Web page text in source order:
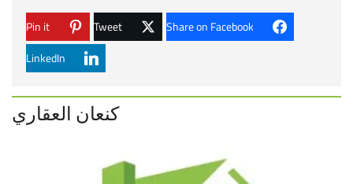
Share on Facebook
Tweet
Pin it
LinkedIn
كنعان العقاري